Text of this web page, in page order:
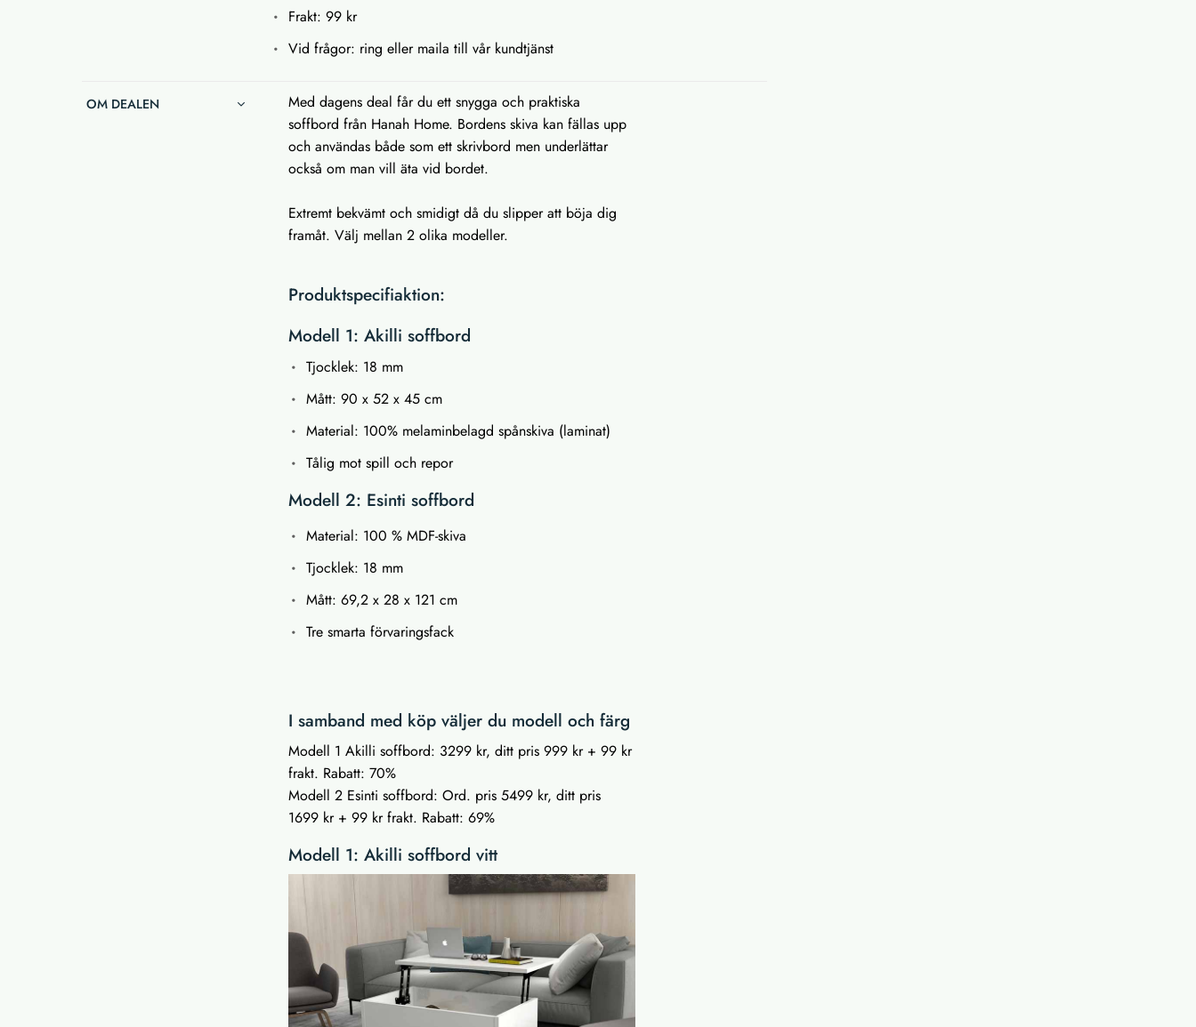
Frakt: 99 kr
Vid frågor: ring eller maila till vår kundtjänst
OM DEALEN
Med dagens deal får du ett snygga och praktiska
soffbord från Hanah Home. Bordens skiva kan fällas upp
och användas både som ett skrivbord men underlättar
också om man vill äta vid bordet.
Extremt bekvämt och smidigt då du slipper att böja dig
framåt. Välj mellan 2 olika modeller.
Produktspecifiaktion:
Modell 1: Akilli soffbord
Tjocklek: 18 mm
Mått: 90 x 52 x 45 cm
Material: 100% melaminbelagd spånskiva (laminat)
Tålig mot spill och repor
Modell 2: Esinti soffbord
Material: 100 % MDF-skiva
Tjocklek: 18 mm
Mått: 69,2 x 28 x 121 cm
Tre smarta förvaringsfack
I samband med köp väljer du modell och färg
Modell 1 Akilli soffbord: 3299 kr, ditt pris 999 kr + 99 kr
frakt. Rabatt: 70%
Modell 2 Esinti soffbord: Ord. pris 5499 kr, ditt pris
1699 kr + 99 kr frakt. Rabatt: 69%
Modell 1: Akilli soffbord vitt